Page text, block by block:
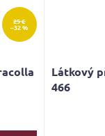
25 €
–32 %
Látkový
466